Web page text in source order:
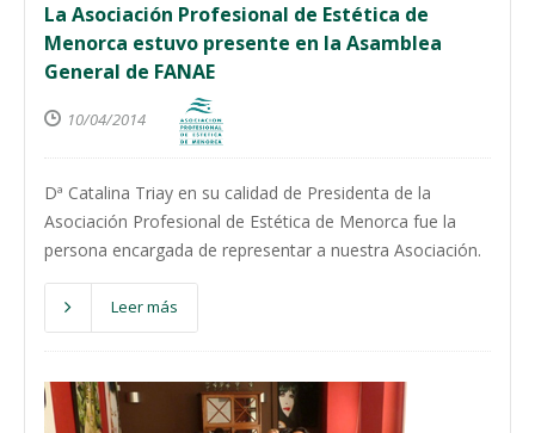
La Asociación Profesional de Estética de
Menorca estuvo presente en la Asamblea
General de FANAE
10/04/2014
Dª Catalina Triay en su calidad de Presidenta de la
Asociación Profesional de Estética de Menorca fue la
persona encargada de representar a nuestra Asociación.
Leer más